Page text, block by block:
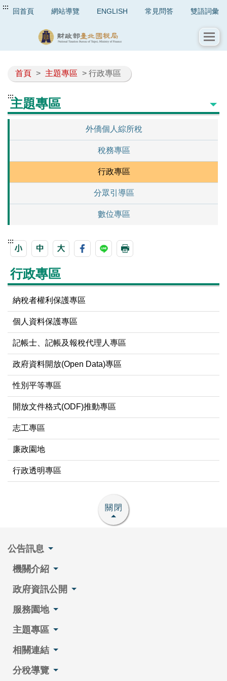
::: 回首頁 網站導覽 ENGLISH 常見問答 雙語詞彙
首頁 > 主題專區 > 行政專區
:::主題專區
外僑個人綜所稅
稅務專區
行政專區
分眾引導區
數位專區
:::
行政專區
納稅者權利保護專區
個人資料保護專區
記帳士、記帳及報稅代理人專區
政府資料開放(Open Data)專區
性別平等專區
開放文件格式(ODF)推動專區
志工專區
廉政園地
行政透明專區
關閉
公告訊息
機關介紹
政府資訊公開
服務園地
主題專區
相關連結
分稅導覽